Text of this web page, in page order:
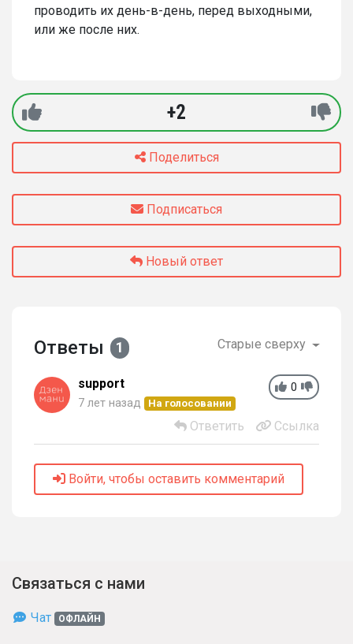
проводить их день-в-день, перед выходными,
или же после них.
+2
Поделиться
Подписаться
Новый ответ
Ответы 1 Старые сверху
0
support
7 лет назад На голосовании
Ответить Ссылка
Войти, чтобы оставить комментарий
Связаться с нами
Чат ОФЛАЙН